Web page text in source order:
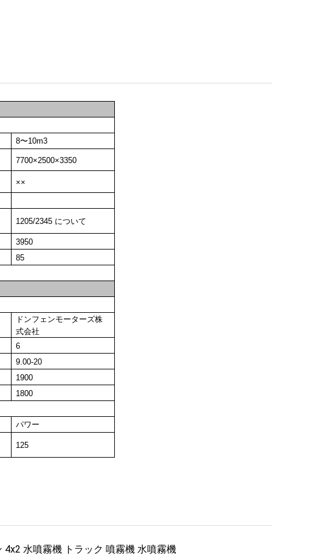
8〜10m3
7700×2500×3350
××
1205/2345 について
3950
85
ドンフェンモーターズ株
式会社
6
9.00-20
1900
1800
パワー
125